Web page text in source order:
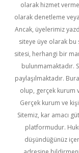
olarak hizmet
olarak denetleme
Ancak, üyelerimiz
siteye üye olarak bu
sitesi, herhangi bir
bulunmamaktadır.
paylaşılmaktadır.
olup, gerçek kurum
Gerçek kurum ve
Sitemiz, kar amacı
platformudur.
düşündüğünüz